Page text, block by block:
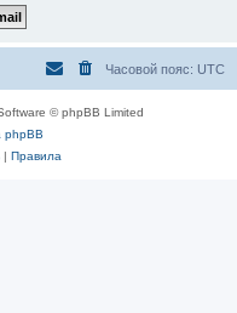
Часовой пояс: UTC
© phpBB Limited
phpBB
| Правила